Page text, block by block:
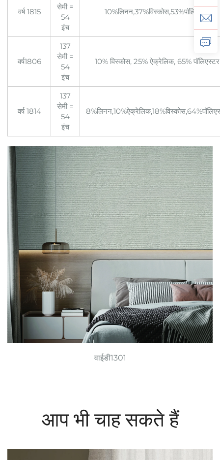
वर्ष 1815
सेमी =
54
इंच
10%लिनन,37%विस्कोस,53%पॉलिएस्टर
वर्ष1806
137
सेमी =
54
इंच
10% विस्कोस, 25% ऐक्रेलिक, 65% पॉलिएस्टर
वर्ष 1814
137
सेमी =
54
इंच
वाईडी1301
आप भी चाह सकते हैं